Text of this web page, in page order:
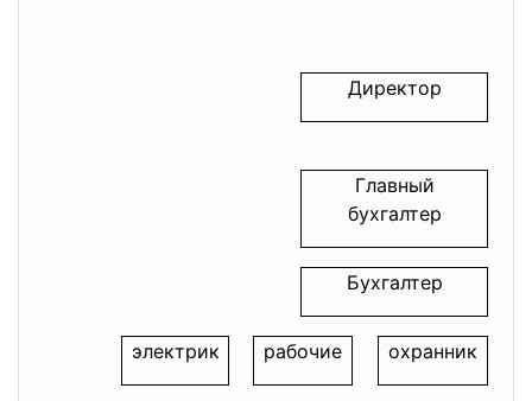
Директор
Главный
бухгалтер
Бухгалтер
электрик рабочие охранник